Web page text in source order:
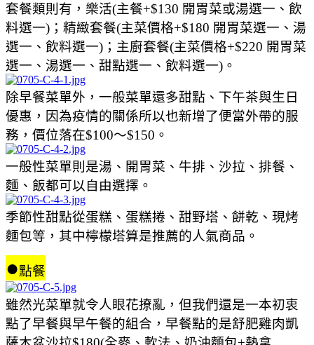
套餐類則有，樂活(主餐+$130 開胃菜或湯選一、飲
料選一)；精緻套餐(主菜價格+$180 開胃菜選一、湯
選一、飲料選一)；主廚套餐(主菜價格+$220 開胃菜
選一、湯選一、甜點選一、飲料選一)。
除早餐菜單外，一般菜單還多甜點、下午茶與生日
優惠，因為疫情的關係所以也新增了便當外帶的服
務，價位落在$100～$150。
一般性菜單則是湯、開胃菜、牛排、沙拉、排餐、
麵、飯都可以自由選擇。
季節性甜點從蛋糕、蛋糕捲、甜野塔、餅乾、現烤
麵包等，其中檸檬塔算是推薦的人氣商品。
●點餐
雖然光菜單就令人眼花撩亂，但我們還是一本初衷
點了早餐與早午餐的組合，早餐點的是舒肥雞肉凱